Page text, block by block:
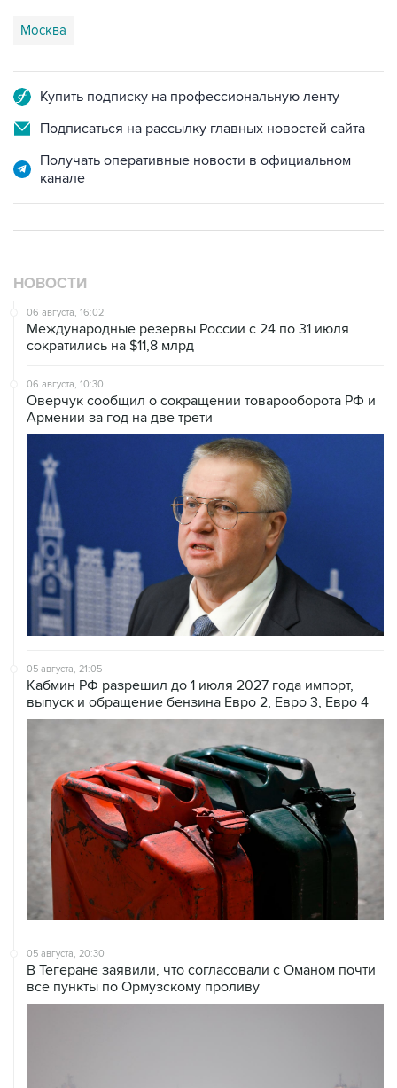
Москва
Купить подписку на профессиональную ленту
Подписаться на рассылку главных новостей сайта
Получать оперативные новости в официальном
канале
НОВОСТИ
06 августа, 16:02
Международные резервы России с 24 по 31 июля
сократились на $11,8 млрд
06 августа, 10:30
Оверчук сообщил о сокращении товарооборота РФ и
Армении за год на две трети
05 августа, 21:05
Кабмин РФ разрешил до 1 июля 2027 года импорт,
выпуск и обращение бензина Евро 2, Евро 3, Евро 4
05 августа, 20:30
В Тегеране заявили, что согласовали с Оманом почти
все пункты по Ормузскому проливу